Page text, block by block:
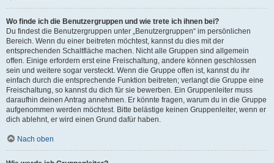
Wo finde ich die Benutzergruppen und wie trete ich ihnen bei?
Du findest die Benutzergruppen unter „Benutzergruppen“ im persönlichen
Bereich. Wenn du einer beitreten möchtest, kannst du dies mit der
entsprechenden Schaltfläche machen. Nicht alle Gruppen sind allgemein
offen. Einige erfordern erst eine Freischaltung, andere können geschlossen
sein und weitere sogar versteckt. Wenn die Gruppe offen ist, kannst du ihr
einfach durch die entsprechende Funktion beitreten; verlangt die Gruppe eine
Freischaltung, so kannst du dich für sie bewerben. Ein Gruppenleiter muss
daraufhin deinen Antrag annehmen. Er könnte fragen, warum du in die Gruppe
aufgenommen werden möchtest. Bitte belästige keinen Gruppenleiter, wenn er
dich ablehnt, er wird einen Grund dafür haben.
Nach oben